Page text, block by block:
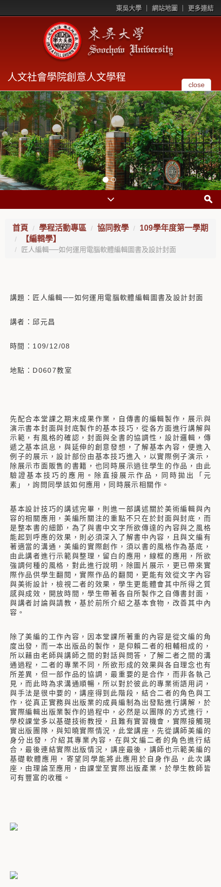
東吳大學 網站地圖 更多連結
人文社會學院創意人文學程
close
首頁 學程活動專區 協同教學
109學年度第一學期
【編輯學】
匠人編輯──如何運用電腦軟體編輯圖書及設計封面
講題：匠人編輯──如何運用電腦軟體編輯圖書及設計封面
講者：邱元昌
時間：109/12/08
地點：D0607教室
先配合本堂課之期末成果作業，自傳書的編輯製作，展示與
演示書本封面與封底製作的基本技巧，從各方面進行講解與
示範，有風格的確認，封面與全書的協調性，設計邏輯，傳
遞之基本訊息，與延伸的創意發想，了解基本內容，便進入
例子的展示，設計部份由基本技巧進入，以實際例子演示，
除展示市面販售的書籍，也同時展示過往學生的作品，由此
驗證基本技巧的應用。除直接展示作品，同時拋出「元
素」，詢問同學該如何應用，同時展示相關作。
基本設計技巧的講述完畢，則進一部講述關於美術編輯與內
容的相關應用，美編所關注的重點不只在於封面與封底，而
是整本書的細節，為了與書中文字所欲傳達的內容與之風格
能起到呼應的效果，則必須深入了解書中內容，且與文編有
著適當的溝通，美編的實際創作，須以書的風格作為基底，
由此講者進行示範與整理，留白的應用，線框的應用，所欲
強調何種的風格，對此進行說明，除圖片展示，更已帶來實
際作品供學生翻閱，實際作品的翻閱，更能有效從文字內容
與美術設計，檢視二者的效果，學生更能體會其中所得之質
感與成效，開放時間，學生帶著各自所製作之自傳書封面，
與講者討論與請教，基於前所介紹之基本食物，改善其中內
容。
除了美編的工作內容，因本堂課所著重的內容是從文編的角
度出發，而一本出版品的製作，是仰賴二者的相輔相成的，
所以藉由老師與講師之間的對話與問答，了解二者之間的溝
通過程，二者的專業不同，所欲形成的效果與各自理念也有
所差異，但一部作品的協調，最重要的是合作，而非各執己
見，而此時為求溝通順暢，所以對於彼此的專業術語用詞，
與手法是很中要的，講座得到此階段，結合二者的角色與工
作，從真正實務與出版業的成員編制為出發點進行講解，於
實際編輯出版業製作的過程中，必然是以團隊的方式進行，
學校課堂多以基礎技術教授，且難有實習機會，實際接觸現
實出版團隊，與知曉實際情況，此堂講座，先從講師美編的
身分出發，介紹其專業內容，在與文編二者的角色進行結
合，最後連結實際出版情況，講座最後，講師也示範美編的
基礎軟體應用，寄望同學能將此應用於自身作品，此次講
座，由理論至應用，由課堂至實際出版產業，於學生教師皆
可有豐富的收穫。